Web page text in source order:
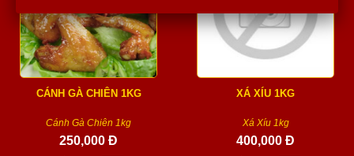
CÁNH GÀ CHIÊN 1KG
Cánh Gà Chiên 1kg
250,000 Đ
XÁ XÍU 1KG
Xá Xíu 1kg
400,000 Đ